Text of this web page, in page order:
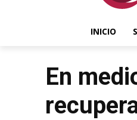
INICIO
En